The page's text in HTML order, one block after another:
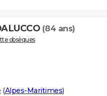
(84 ans)
obsèques
(Alpes-Maritimes)